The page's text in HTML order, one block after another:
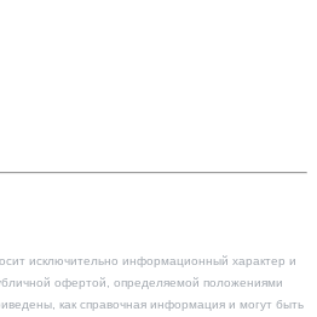
исключительно информационный характер и
офертой, определяемой положениями
как справочная информация и могут быть